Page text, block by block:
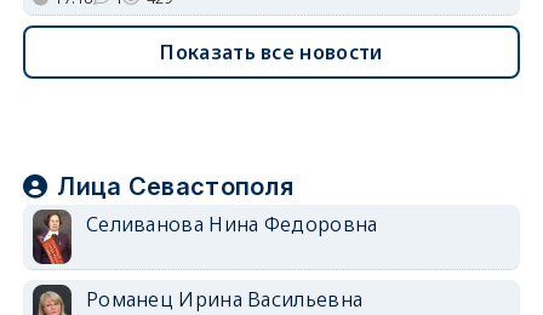
Показать все новости
Лица Севастополя
Селиванова Нина Федоровна
Романец Ирина Васильевна